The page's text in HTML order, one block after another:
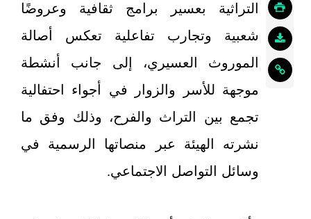
التراثية بعسير برامج ثقافية وعروضًا
شعبية وتجارب تفاعلية تعكس أصالة
الموروث العسيري، إلى جانب أنشطة
موجهة للأسر والزوار في أجواء احتفالية
تجمع بين التراث والفرح، وذلك وفق ما
نشرته الهيئة عبر منصاتها الرسمية في
وسائل التواصل الاجتماعي.